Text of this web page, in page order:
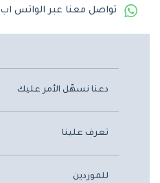
تواصل معنا عبر الواتس اب
دعنا نسهّل الأمر عليك
تعرف علينا
للموردين